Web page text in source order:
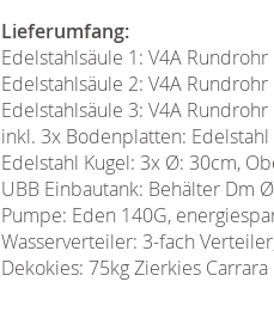
Lieferumfang:
Edelstahlsäule 1: V4A
Edelstahlsäule 2: V4A
Edelstahlsäule 3: V4A
inkl. 3x Bodenplatten:
Edelstahl Kugel: 3x Ø: 30cm,
UBB Einbautank: Behälter Dm
Pumpe: Eden 140G,
Wasserverteiler: 3-fach
Dekokies: 75kg Zierkies